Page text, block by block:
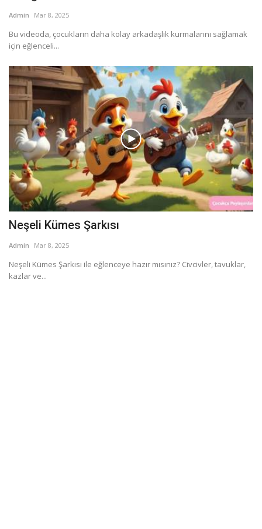
Admin Mar 8, 2025
Bu videoda, çocukların daha kolay arkadaşlık kurmalarını sağlamak
için eğlenceli...
Neşeli Kümes Şarkısı
Admin Mar 8, 2025
Neşeli Kümes Şarkısı ile eğlenceye hazır mısınız? Civcivler, tavuklar,
kazlar ve...